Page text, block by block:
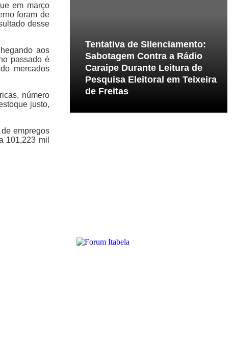
em março
foram de
desse
aos
passado é
mercados
número
justo,
empregos
101,223 mil
Tentativa de Silenciamento:
Sabotagem Contra a Rádio
Caraipe Durante Leitura de
Pesquisa Eleitoral em Teixeira
de Freitas